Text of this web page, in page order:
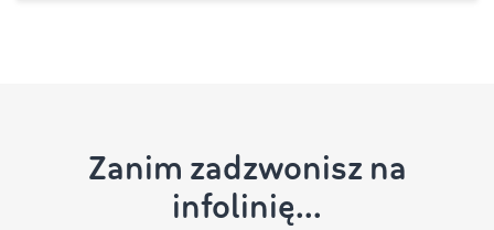
Zanim zadzwonisz na
infolinię...